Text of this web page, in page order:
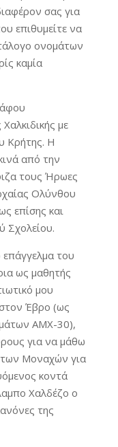
σας για
επιθυμείτε να
ονομάτων
καμία
με
Κρήτης. Η
από την
τους Ήρωες
Ολύνθου
επίσης και
Σχολείου.
του
ως μαθητής
μου
Έβρο (ως
ΑΜΧ-30),
για να μάθω
Μοναχών για
κοντά
Χαλδέζο ο
της